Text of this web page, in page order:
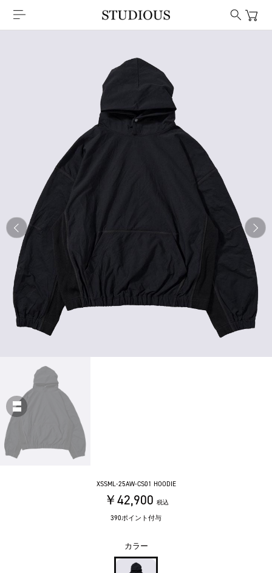
XSSML-25AW-CS01 HOODIE
￥42,900 税込
390ポイント付与
カラー